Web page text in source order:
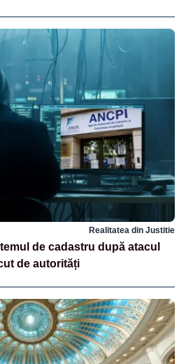
Realitatea din Justitie
de cadastru după atacul
de autorități